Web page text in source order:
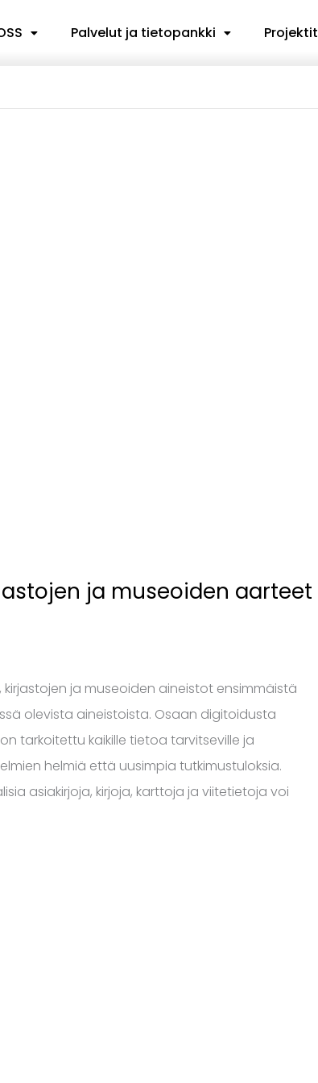
Palvelut ja tietopankki Projektit
ja museoiden aarteet
ja museoiden aineistot ensimmäistä
olevista aineistoista. Osaan digitoidusta
tarkoitettu kaikille tietoa tarvitseville ja
helmiä että uusimpia tutkimustuloksia.
asiakirjoja, kirjoja, karttoja ja viitetietoja voi